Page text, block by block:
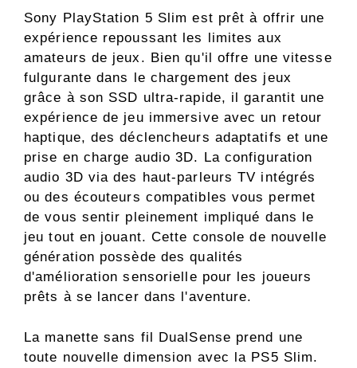
Sony PlayStation 5 Slim est prêt à offrir une
expérience repoussant les limites aux
amateurs de jeux. Bien qu'il offre une vitesse
fulgurante dans le chargement des jeux
grâce à son SSD ultra-rapide, il garantit une
expérience de jeu immersive avec un retour
haptique, des déclencheurs adaptatifs et une
prise en charge audio 3D. La configuration
audio 3D via des haut-parleurs TV intégrés
ou des écouteurs compatibles vous permet
de vous sentir pleinement impliqué dans le
jeu tout en jouant. Cette console de nouvelle
génération possède des qualités
d'amélioration sensorielle pour les joueurs
prêts à se lancer dans l'aventure.
La manette sans fil DualSense prend une
toute nouvelle dimension avec la PS5 Slim.